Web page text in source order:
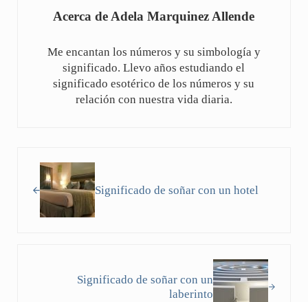
Acerca deAdela Marquinez Allende
Me encantan los números y su simbología y
significado. Llevo años estudiando el
significado esotérico de los números y su
relación con nuestra vida diaria.
Significado de soñar con un hotel
Significado de soñar con un
laberinto